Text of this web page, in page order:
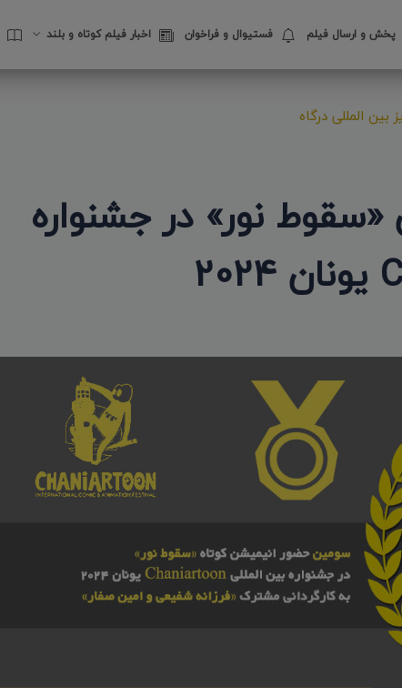
پخش و ارسال فیلم فستیوال‌ و فراخوان اخبار فیلم کوتاه و بلند
بین المللی درگاه
نور» در جشنواره